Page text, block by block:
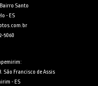
Santo
- ES
5060
São Francisco de Assis
- ES